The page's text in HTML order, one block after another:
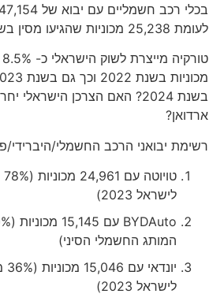
לעומת 25,238 מכוניות שהגיעו מסין בשנת 2022.
בשנת 2024? האם הצרכן הישראלי
ארדואן?
רשימת יבואני הרכב החשמלי/היברידי/
טויוטה
לישראל 2023)
המותג החשמלי הסיני)
יונדאי עם
לישראל 2023)